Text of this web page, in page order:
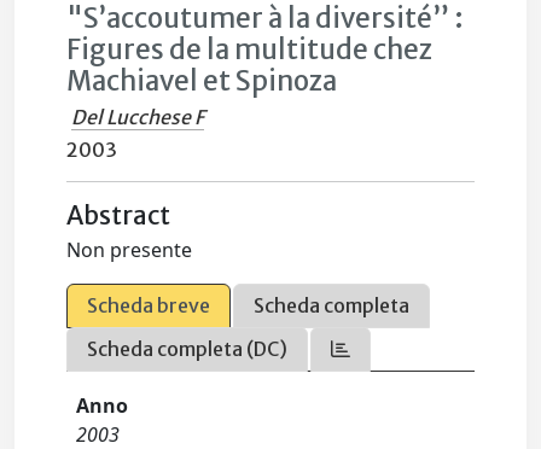
"S’accoutumer à la diversité” :
Figures de la multitude chez
Machiavel et Spinoza
Del Lucchese F
2003
Abstract
Non presente
Scheda breve
Scheda completa
Scheda completa (DC)
Anno
2003